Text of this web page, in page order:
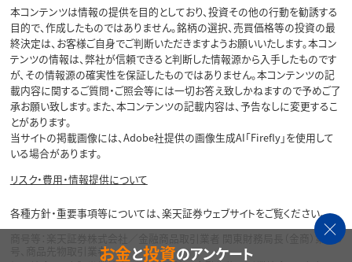
本コンテンツは情報の提供を目的としており、投資その他の行動を勧誘する
目的で、作成したものではありません。銘柄の選択、売買価格等の投資の最
終決定は、お客様ご自身でご判断いただきますようお願いいたします。本コン
テンツの情報は、弊社が信頼できると判断した情報源から入手したものです
が、その情報源の確実性を保証したものではありません。本コンテンツの記
載内容に関するご質問・ご照会等には一切お答え致しかねますので予めご了
承お願い致します。また、本コンテンツの記載内容は、予告なしに変更するこ
とがあります。
当サイトの掲載画像には、Adobe社提供の画像生成AI「Firefly」を使用して
いる場合があります。
リスク・費用・情報提供について
各種方針・重要事項等については、楽天証券ウェブサイトをご覧ください。
商号等：楽天証券株式会社／金融商品取引業者 関東財務局長（金商）第195
号、商品先物取引業者お金と投資のアンケート